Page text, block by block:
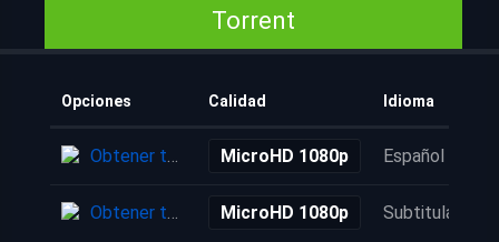
Torrent
Opciones Calidad Idioma
Obtener torrent MicroHD 1080p Español
Obtener torrent MicroHD 1080p Subtitulada